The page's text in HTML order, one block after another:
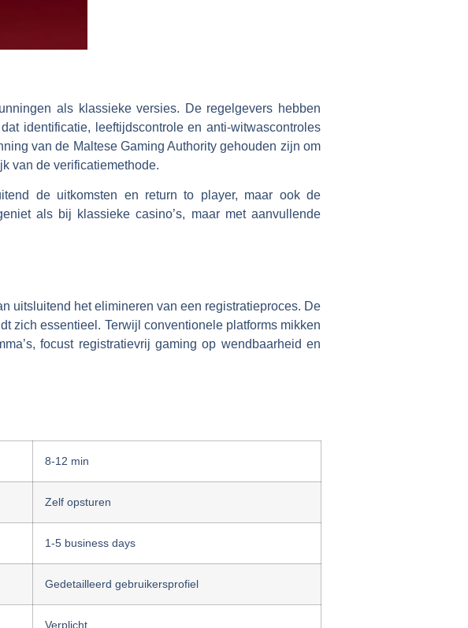
als klassieke versies. De regelgevers hebben
identificatie, leeftijdscontrole en anti-witwascontroles
van de Maltese Gaming Authority gehouden zijn om
van de verificatiemethode.
de uitkomsten en return to player, maar ook de
als bij klassieke casino’s, maar met aanvullende
uitsluitend het elimineren van een registratieproces. De
zich essentieel. Terwijl conventionele platforms mikken
focust registratievrij gaming op wendbaarheid en
8-12 min
Zelf opsturen
1-5 business days
Gedetailleerd gebruikersprofiel
Verplicht